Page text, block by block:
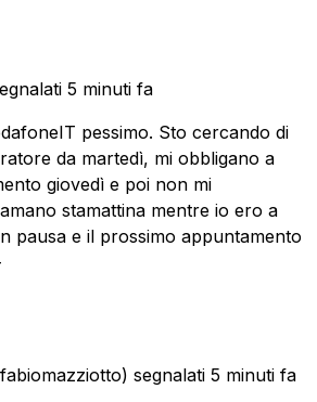
5 minuti fa
pessimo. Sto cercando di
da martedì, mi obbligano a
giovedì e poi non mi
stamattina mentre io ero a
pausa e il prossimo appuntamento
segnalati 5 minuti fa